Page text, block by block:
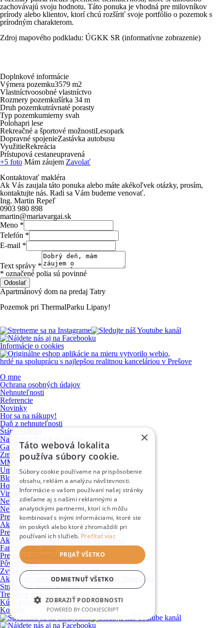
zachovávajú svoju hodnotu. Táto ponuka je vhodná pre milovníkov
prírody alebo klientov, ktorí chcú rozšíriť svoje portfólio o pozemok s
prírodným charakterom.
Zdroj mapového podkladu: ÚGKK SR (informatívne zobrazenie)
Doplnkové informácie
Výmera pozemku3579 m2
Vlastníctvoosobné vlastníctvo
Rozmery pozemkušírka 34 m
Druh pozemkutrávnaté porasty
Typ pozemkumierny svah
Polohapri lese
Rekreačné a športové možnostiLesopark
Dopravné spojenieZastávka autobusu
VyužitieRekreácia
Prístupová cestaneupravená
+5 foto Mám záujem Zavolať
Kontaktovať makléra
Ak Vás zaujala táto ponuka alebo máte akékoľvek otázky, prosím,
kontaktujte nás. Radi sa Vám budeme venovať.
Ing. Martin Repeľ
0903 980 898
martin@mariavargai.sk
Meno *
Telefón *
E-mail *
Text správy *
* označené polia sú povinné
Odoslať
Apartmánový dom na predaj Tatry
Pozemok pri ThermalParku Lipany!
Informácie o cookies
vytvorilo webio,
hrdé na spoluprácu s najlepšou realitnou kanceláriou v Prešove
O mne
Ochrana osobných údajov
Nehnuteľnosti
Referencie
Novinky
Hor sa na nákupy!
Daň z nehnuteľnosti
Štátna skúška
Nakúpte nábytok so zľavou
Garančný fond NARKS
Zmena poplatkov na katastri
MMCEPI
Umenie so zľavou
Blog
Homestaging
Virtuálny homestaging
Nehnuteľnosť si predám sám
Nehnuteľnosť sa predá sama
Preverená nehnuteľnosť
Ako predať byt 1
Prečo kúpiť nehnuteľnosť na Liptove
Ako vybrať ideálny pozemok na Liptove
Farby jesene 2025
Predaj zo zahraničia
Pôvod slova
Zvýšenie hodnoty nehnuteľnosti
Ako kúpiť svoju prvú nehnuteľnosť na Slovensku
Strašidelné domy vo svete
Trendové farby pre interiér na jar 2026
Kúpa bytu
Kontakt
×
Táto webová lokalita
používa súbory cookie.
Súbory cookie používame na prispôsobenie
obsahu, reklám a analýzu návštevnosti.
Informácie o vašom používaní našej stránky
zdieľame aj s našimi reklamnými a
analytickými partnermi, ktorí ich môžu
kombinovať s inými informáciami, ktoré ste
im poskytli alebo ktoré zhromaždili pri
používaní ich služieb. Prečítať viac
PRIJAŤ VŠETKO
ODMIETNUŤ VŠETKO
ZOBRAZIŤ PODROBNOSTI
POWERED BY COOKIESCRIPT